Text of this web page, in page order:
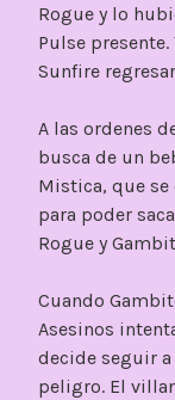
Rogue y lo
Pulse
Sunfire
A las ordenes
busca de un
Mistica, que se
para poder
Rogue y
Cuando
Asesinos
decide seguir
peligro. El